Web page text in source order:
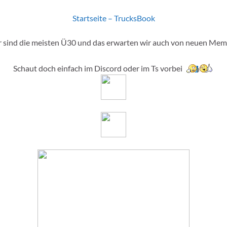
Startseite – TrucksBook
sind die meisten Ü30 und das erwarten wir auch von neuen
Schaut doch einfach im Discord oder im Ts vorbei